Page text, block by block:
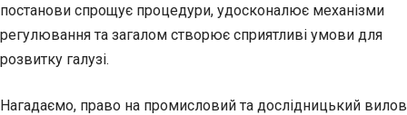
постанови спрощує процедури, удосконалює механізми
регулювання та загалом створює сприятливі умови для
розвитку галузі.
Нагадаємо, право на промисловий та дослідницький вилов